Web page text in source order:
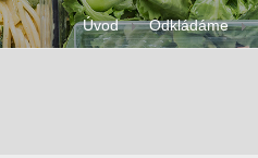
Úvod Odkládáme